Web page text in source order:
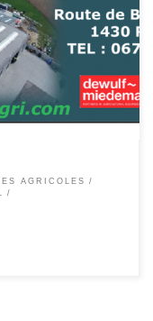
: « Qualité et Service
en lui offrant un
modernes et de
produits […]
AGRICOLES